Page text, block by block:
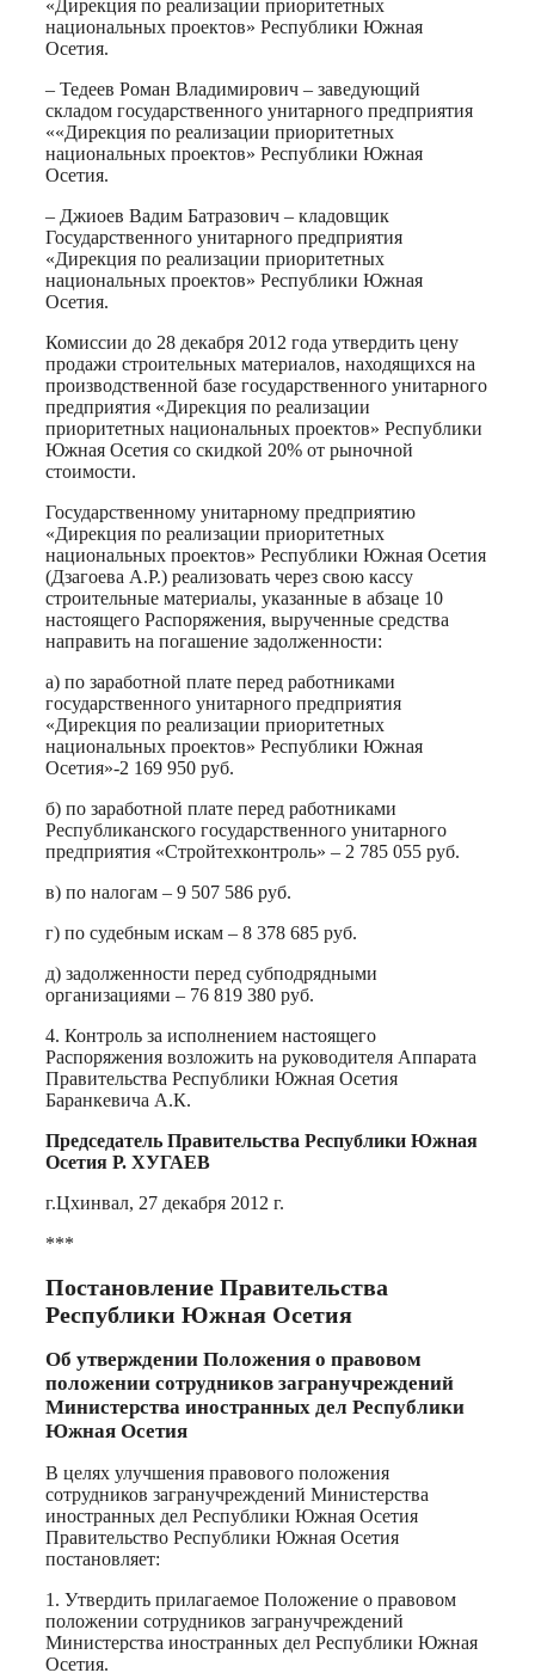
«Дирекция по реализации приоритетных
национальных проектов» Республики Южная
Осетия.
– Тедеев Роман Владимирович – заведующий
складом государственного унитарного предприятия
««Дирекция по реализации приоритетных
национальных проектов» Республики Южная
Осетия.
– Джиоев Вадим Батразович – кладовщик
Государственного унитарного предприятия
«Дирекция по реализации приоритетных
национальных проектов» Республики Южная
Осетия.
Комиссии до 28 декабря 2012 года утвердить цену
продажи строительных материалов, находящихся на
производственной базе государственного унитарного
предприятия «Дирекция по реализации
приоритетных национальных проектов» Республики
Южная Осетия со скидкой 20% от рыночной
стоимости.
Государственному унитарному предприятию
«Дирекция по реализации приоритетных
национальных проектов» Республики Южная Осетия
(Дзагоева А.Р.) реализовать через свою кассу
строительные материалы, указанные в абзаце 10
настоящего Распоряжения, вырученные средства
направить на погашение задолженности:
а) по заработной плате перед работниками
государственного унитарного предприятия
«Дирекция по реализации приоритетных
национальных проектов» Республики Южная
Осетия»-2 169 950 руб.
б) по заработной плате перед работниками
Республиканского государственного унитарного
предприятия «Стройтехконтроль» – 2 785 055 руб.
в) по налогам – 9 507 586 руб.
г) по судебным искам – 8 378 685 руб.
д) задолженности перед субподрядными
организациями – 76 819 380 руб.
4. Контроль за исполнением настоящего
Распоряжения возложить на руководителя Аппарата
Правительства Республики Южная Осетия
Баранкевича А.К.
Председатель Правительства Республики Южная
Осетия Р. ХУГАЕВ
г.Цхинвал, 27 декабря 2012 г.
***
Постановление Правительства
Республики Южная Осетия
Об утверждении Положения о правовом
положении сотрудников загранучреждений
Министерства иностранных дел Республики
Южная Осетия
В целях улучшения правового положения
сотрудников загранучреждений Министерства
иностранных дел Республики Южная Осетия
Правительство Республики Южная Осетия
постановляет:
1. Утвердить прилагаемое Положение о правовом
положении сотрудников загранучреждений
Министерства иностранных дел Республики Южная
Осетия.